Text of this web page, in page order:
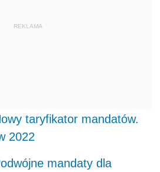
REKLAMA
taryfikator mandatów.
2022
mandaty dla